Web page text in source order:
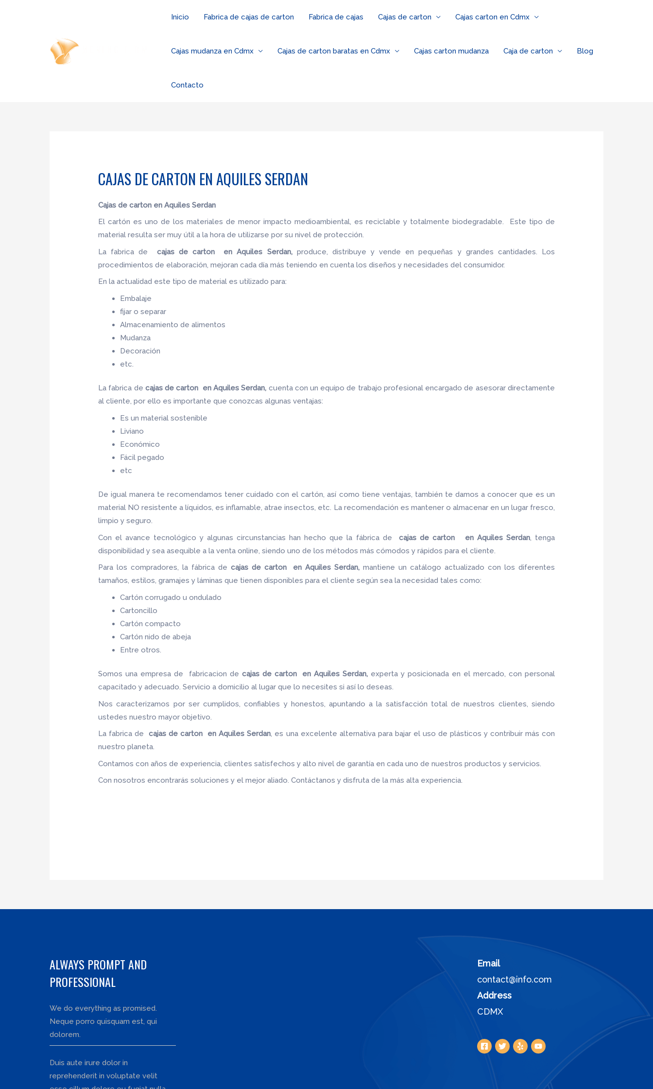
Inicio Fabrica de cajas de carton Fabrica de cajas Cajas de carton Cajas carton en Cdmx
Cajas mudanza en Cdmx Cajas de carton baratas en Cdmx Cajas carton mudanza Caja de carton Blog
Contacto
CAJAS DE CARTON EN AQUILES SERDAN
Cajas de carton en Aquiles Serdan
El cartón es uno de los materiales de menor impacto medioambiental, es reciclable y totalmente biodegradable. Este tipo de
material resulta ser muy útil a la hora de utilizarse por su nivel de protección.
La fabrica de cajas de carton en Aquiles Serdan,produce, distribuye y vende en pequeñas y grandes cantidades. Los
procedimientos de elaboración, mejoran cada día más teniendo en cuenta los diseños y necesidades del consumidor.
En la actualidad este tipo de material es utilizado para:
Embalaje
fijar o separar
Almacenamiento de alimentos
Mudanza
Decoración
etc.
La fabrica de cajas de carton en Aquiles Serdan, cuenta con un equipo de trabajo profesional encargado de asesorar directamente
al cliente, por ello es importante que conozcas algunas ventajas:
Es un material sostenible
Liviano
Económico
Fácil pegado
etc
De igual manera te recomendamos tener cuidado con el cartón, así como tiene ventajas, también te damos a conocer que es un
material NO resistente a líquidos, es inflamable, atrae insectos, etc. La recomendación es mantener o almacenar en un lugar fresco,
limpio y seguro.
Con el avance tecnológico y algunas circunstancias han hecho que la fábrica de cajas de carton en Aquiles Serdan, tenga
disponibilidad y sea asequible a la venta online, siendo uno de los métodos más cómodos y rápidos para el cliente.
Para los compradores, la fábrica de cajas de carton en Aquiles Serdan,mantiene un catálogo actualizado con los diferentes
tamaños, estilos, gramajes y láminas que tienen disponibles para el cliente según sea la necesidad tales como:
Cartón corrugado u ondulado
Cartoncillo
Cartón compacto
Cartón nido de abeja
Entre otros.
Somos una empresa de fabricacion de cajas de carton en Aquiles Serdan, experta y posicionada en el mercado, con personal
capacitado y adecuado. Servicio a domicilio al lugar que lo necesites si así lo deseas.
Nos caracterizamos por ser cumplidos, confiables y honestos, apuntando a la satisfacción total de nuestros clientes, siendo
ustedes nuestro mayor objetivo.
La fabrica decajas de carton en Aquiles Serdan, es una excelente alternativa para bajar el uso de plásticos y contribuir más con
nuestro planeta.
Contamos con años de experiencia, clientes satisfechos y alto nivel de garantía en cada uno de nuestros productos y servicios.
Con nosotros encontrarás soluciones y el mejor aliado.Contáctanos y disfruta de la más alta experiencia.
ALWAYS PROMPT AND
PROFESSIONAL
We do everything as promised.
Neque porro quisquam est, qui
dolorem.
Duis aute irure dolor in
reprehenderit in voluptate velit
Email
contact@info.com
Address
CDMX